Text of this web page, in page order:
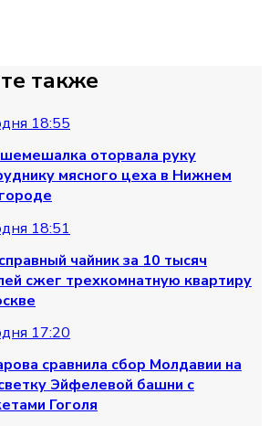
также
18:55
оторвала руку
мясного цеха в Нижнем
18:51
чайник за 10 тысяч
сжег трехкомнатную квартиру
17:20
сравнила сбор Молдавии на
Эйфелевой башни с
Гоголя